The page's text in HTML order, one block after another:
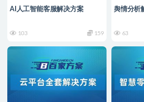
AI人工智能客服解决方案
103 159
舆情分析
63